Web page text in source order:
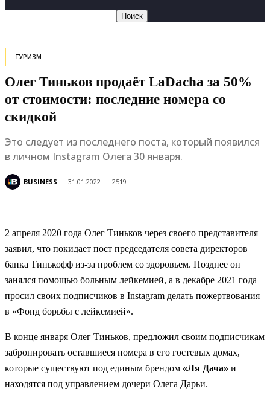
ТУРИЗМ
Олег Тиньков продаёт LaDacha за 50%
от стоимости: последние номера со
скидкой
Это следует из последнего поста, который появился
в личном Instagram Олега 30 января.
BUSINESS 31.01.2022 2519
2 апреля 2020 года Олег Тиньков через своего представителя
заявил, что покидает пост председателя совета директоров
банка Тинькофф из-за проблем со здоровьем. Позднее он
занялся помощью больным лейкемией, а в декабре 2021 года
просил своих подписчиков в Instagram делать пожертвования
в «Фонд борьбы с лейкемией».
В конце января Олег Тиньков, предложил своим подписчикам
забронировать оставшиеся номера в его гостевых домах,
которые существуют под единым брендом «Ля Дача» и
находятся под управлением дочери Олега Дарьи.